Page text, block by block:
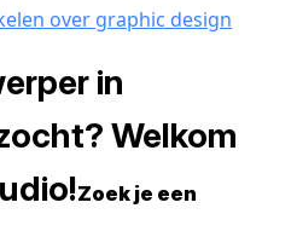
over graphic design
in
Welkom
Zoek je een